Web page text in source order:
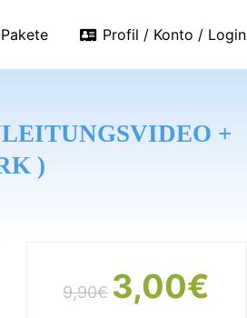
Profil / Konto / Login
+
)
9,90€ 3,00€